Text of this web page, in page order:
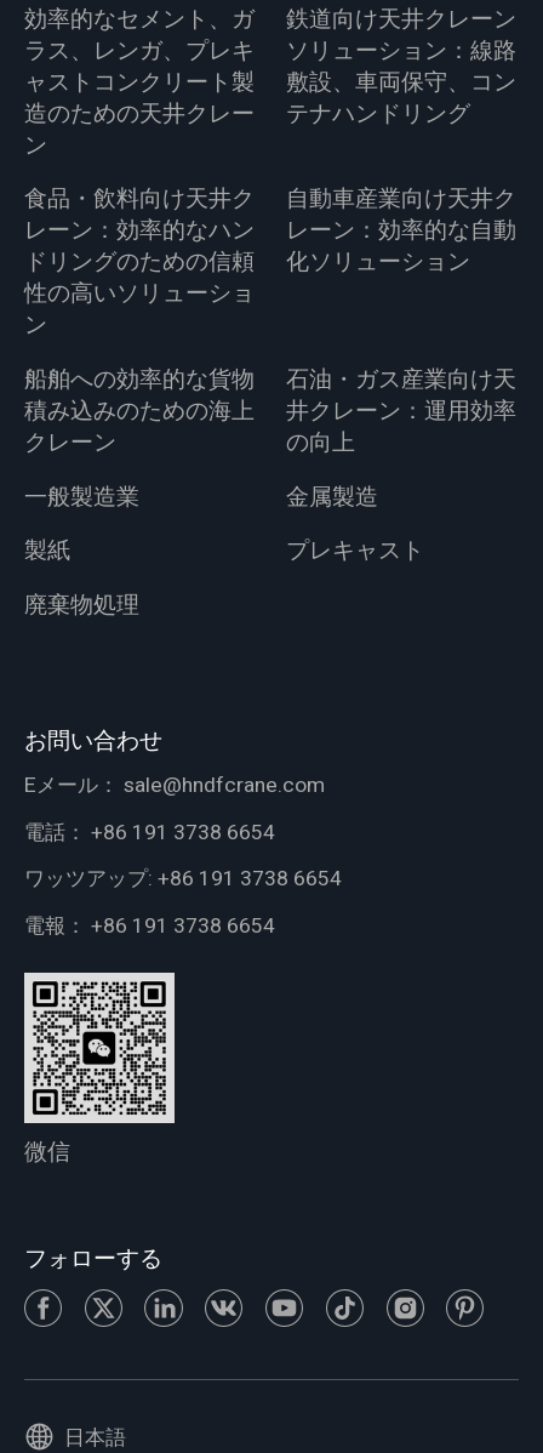
効率的なセメント、ガ
ラス、レンガ、プレキ
ャストコンクリート製
造のための天井クレー
ン
鉄道向け天井クレーン
ソリューション：線路
敷設、車両保守、コン
テナハンドリング
食品・飲料向け天井ク
レーン：効率的なハン
ドリングのための信頼
性の高いソリューショ
ン
自動車産業向け天井ク
レーン：効率的な自動
化ソリューション
船舶への効率的な貨物
積み込みのための海上
クレーン
石油・ガス産業向け天
井クレーン：運用効率
の向上
一般製造業
金属製造
製紙
プレキャスト
廃棄物処理
お問い合わせ
Eメール： sale@hndfcrane.com
電話： +86 191 3738 6654
ワッツアップ: +86 191 3738 6654
電報： +86 191 3738 6654
微信
フォローする
日本語